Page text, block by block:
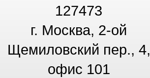
127473
г. Москва, 2-ой
Щемиловский пер., 4,
офис 101